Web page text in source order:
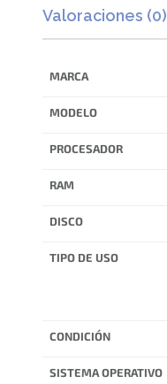
Valoraciones (0)
MARCA
MODELO
PROCESADOR
RAM
DISCO
TIPO DE USO
CONDICIÓN
SISTEMA OPERATIVO